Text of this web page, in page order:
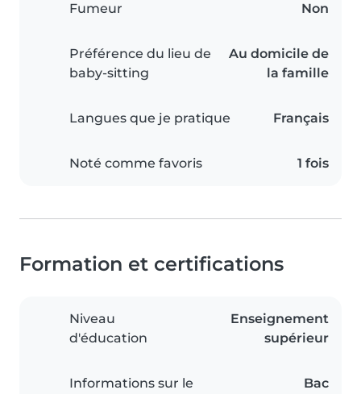
Fumeur Non
Préférence du lieu de
baby-sitting
Au domicile de
la famille
Langues que je pratique Français
Noté comme favoris 1 fois
Formation et certifications
Niveau
d'éducation
Enseignement
supérieur
Informations sur le
Bac